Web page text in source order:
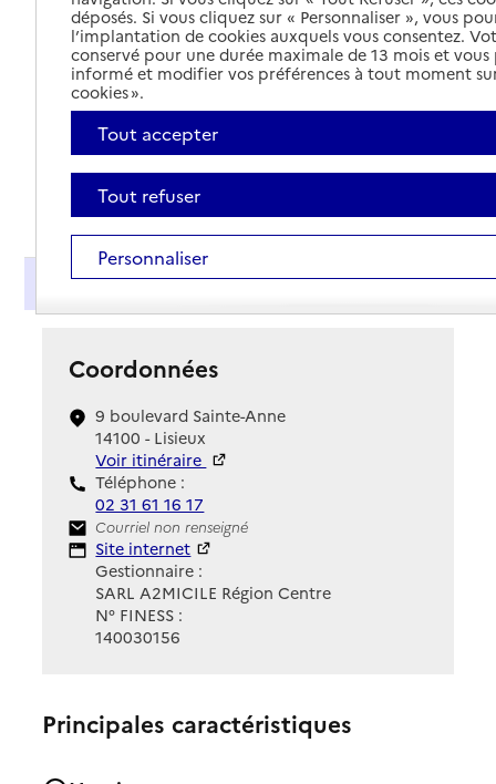
Présentation
Coordonnées
9 boulevard Sainte-Anne
14100 - Lisieux
Voir itinéraire
Téléphone :
02 31 61 16 17
Contact
Courriel non renseigné
Site Internet
Site internet
Gestionnaire :
SARL A2MICILE Région Centre
N° FINESS :
140030156
Principales caractéristiques
déposés. Si vous cliquez sur « Personnaliser », vous
l’implantation de cookies auxquels vous consentez.
conservé pour une durée maximale de 13 mois et
informé et modifier vos préférences à tout moment
cookies ».
Tout accepter
Tout refuser
Personnaliser